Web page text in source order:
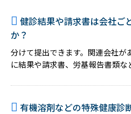
健診結果や請求書は会社ご
か？
分けて提出できます。関連会社が
に結果や請求書、労基報告書類な
有機溶剤などの特殊健康診